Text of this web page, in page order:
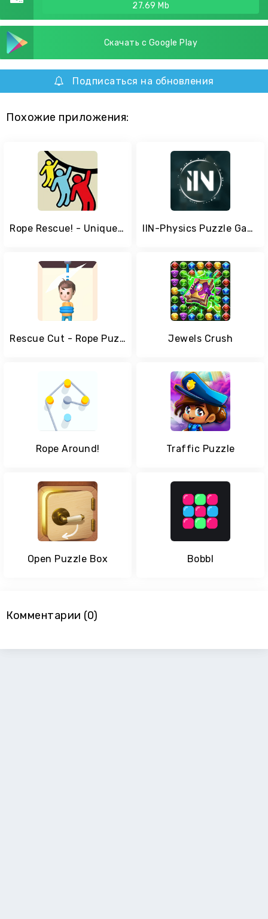
27.69 Mb
Скачать с Google Play
Подписаться на обновления
Похожие приложения:
Rope Rescue! - Unique Puzzle IIN-Physics Puzzle Game
Rescue Cut - Rope Puzzle Jewels Crush
Rope Around! Traffic Puzzle
Open Puzzle Box Bobbl
Комментарии (0)